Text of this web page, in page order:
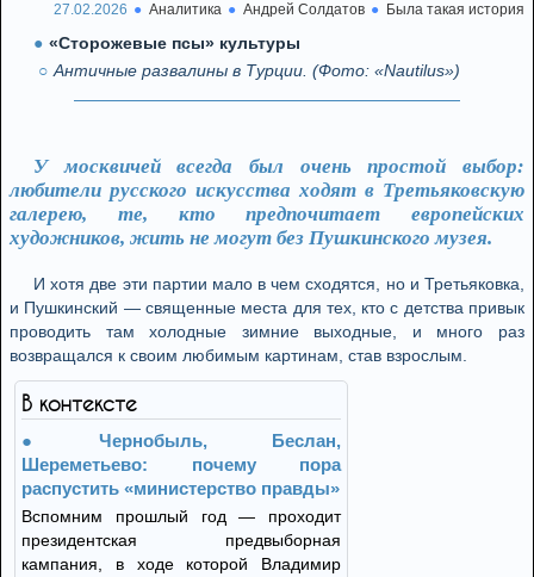
27.02.2026 Аналитика Андрей Солдатов Была такая история
«Сторожевые псы» культуры
Античные развалины в Турции. (Фото: «Nautilus»)
У москвичей всегда был очень простой выбор:
любители русского искусства ходят в Третьяковскую
галерею, те, кто предпочитает европейских
художников, жить не могут без Пушкинского музея.
И хотя две эти партии мало в чем сходятся, но и Третьяковка,
и Пушкинский — священные места для тех, кто с детства привык
проводить там холодные зимние выходные, и много раз
возвращался к своим любимым картинам, став взрослым.
В контексте
Чернобыль, Беслан,
Шереметьево: почему пора
распустить «министерство правды»
Вспомним прошлый год — проходит
президентская предвыборная
кампания, в ходе которой Владимир